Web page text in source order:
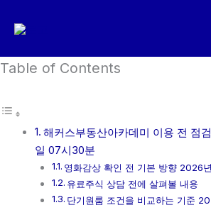
로
너
Table of Contents
해커스부동산아카데미 이용 전 점
일 07시30분
영화감상 확인 전 기본 방향 2026
유료주식 상담 전에 살펴볼 내용
단기원룸 조건을 비교하는 기준